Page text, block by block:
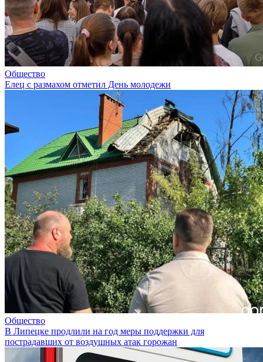
Общество
Елец с размахом отметил День молодежи
Общество
В Липецке продлили на год меры поддержки для
пострадавших от воздушных атак горожан